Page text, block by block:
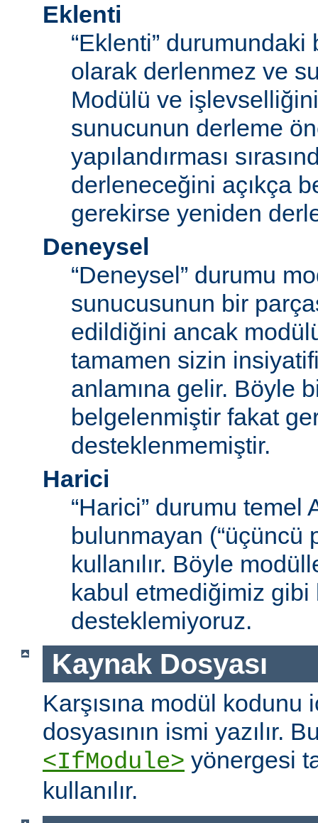
Eklenti
“Eklenti”
olarak derlenmez ve
Modülü ve
sunucunun derleme
yapılandırması
derleneceğini açıkça
gerekirse yeniden
Deneysel
“Deneysel” durumu
sunucusunun bir
edildiğini ancak
tamamen sizin
anlamına gelir. Böyle
belgelenmiştir fakat
desteklenmemiştir.
Harici
“Harici” durumu temel
bulunmayan (“üçüncü
kullanılır. Böyle
kabul etmediğimiz gibi
desteklemiyoruz.
Kaynak Dosyası
Karşısına modül kodunu
dosyasının ismi yazılır.
<IfModule> yönergesi
kullanılır.